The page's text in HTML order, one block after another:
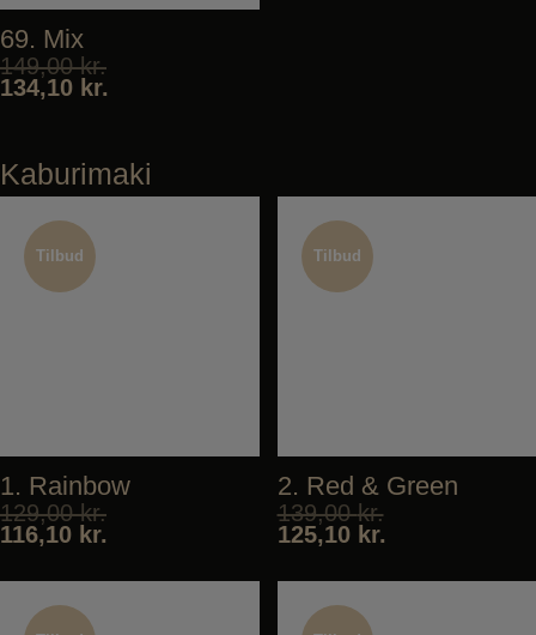
69. Mix
149,00kr.
134,10 kr.
Kaburimaki
Tilbud
Tilbud
1. Rainbow
129,00kr.
116,10 kr.
Tilbud
Tilbud
2. Red & Green
139,00kr.
125,10 kr.